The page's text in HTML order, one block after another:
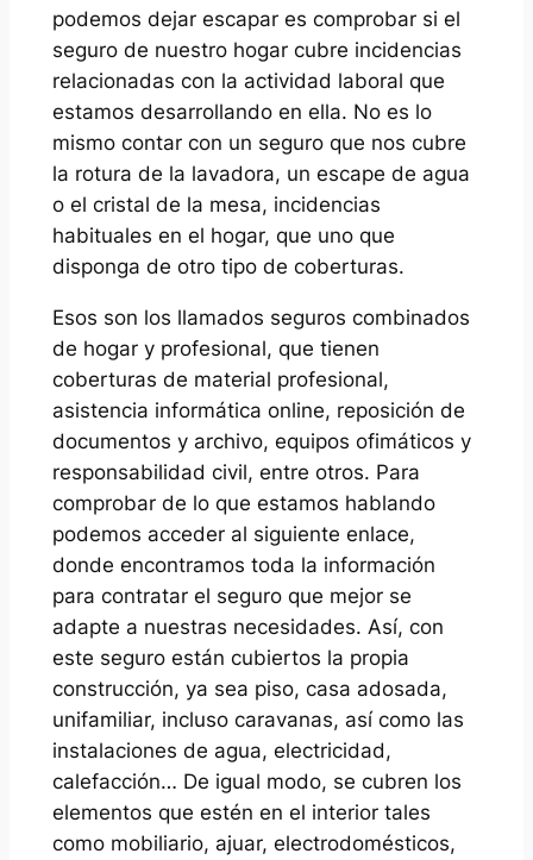
podemos dejar escapar es comprobar si el
seguro de nuestro hogar cubre incidencias
relacionadas con la actividad laboral que
estamos desarrollando en ella. No es lo
mismo contar con un seguro que nos cubre
la rotura de la lavadora, un escape de agua
o el cristal de la mesa, incidencias
habituales en el hogar, que uno que
disponga de otro tipo de coberturas.
Esos son los llamados seguros combinados
de hogar y profesional, que tienen
coberturas de material profesional,
asistencia informática online, reposición de
documentos y archivo, equipos ofimáticos y
responsabilidad civil, entre otros. Para
comprobar de lo que estamos hablando
podemos acceder al siguiente enlace,
donde encontramos toda la información
para contratar el seguro que mejor se
adapte a nuestras necesidades. Así, con
este seguro están cubiertos la propia
construcción, ya sea piso, casa adosada,
unifamiliar, incluso caravanas, así como las
instalaciones de agua, electricidad,
calefacción… De igual modo, se cubren los
elementos que estén en el interior tales
como mobiliario, ajuar, electrodomésticos,